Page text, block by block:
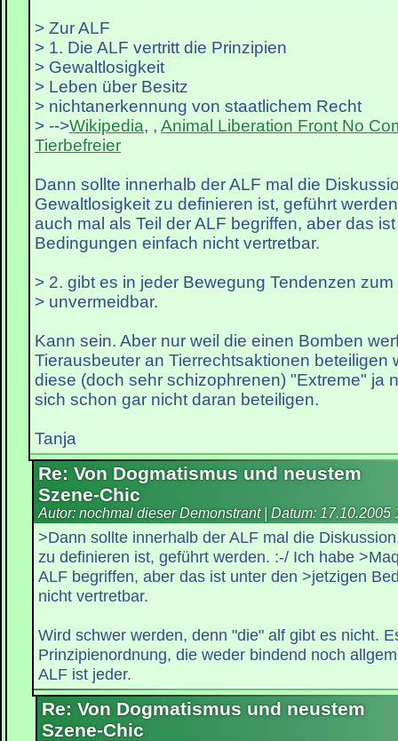
> Zur ALF
> 1. Die ALF vertritt die Prinzipien
> Gewaltlosigkeit
> Leben über Besitz
> nichtanerkennung von staatlichem Recht
> -->Wikipedia, , Animal Liberation Front No
Tierbefreier
Dann sollte innerhalb der ALF mal die
Gewaltlosigkeit zu definieren ist, geführt
auch mal als Teil der ALF begriffen, aber das
Bedingungen einfach nicht vertretbar.
> 2. gibt es in jeder Bewegung Tendenzen
> unvermeidbar.
Kann sein. Aber nur weil die einen Bomben
Tierausbeuter an Tierrechtsaktionen beteiligen
diese (doch sehr schizophrenen) "Extreme" ja
sich schon gar nicht daran beteiligen.
Tanja
Re: Von Dogmatismus und neustem
Szene-Chic
Autor: nochmal dieser Demonstrant | Datum: 17.10.2005
>Dann sollte innerhalb der ALF mal die
zu definieren ist, geführt werden. :-/ Ich habe
ALF begriffen, aber das ist unter den >jetzigen
nicht vertretbar.
Wird schwer werden, denn "die" alf gibt es nicht.
Prinzipienordnung, die weder bindend noch
ALF ist jeder.
Re: Von Dogmatismus und neustem
Szene-Chic